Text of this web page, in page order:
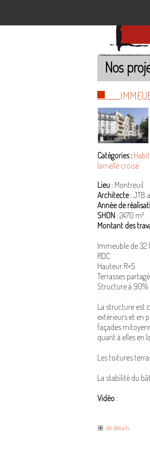
Nos
Catégories :
lamellé croisé
Lieu : Montreuil
Architecte: JTB
Année de
SHON : 2470 m²
Montant des
Immeuble de 32
RDC
Hauteur R+5
Terrasses
Structure à 90%
La structure est
extérieurs et en
façades
quant à elles en
Les toitures
La stabilité du
Vidéo :
de détails